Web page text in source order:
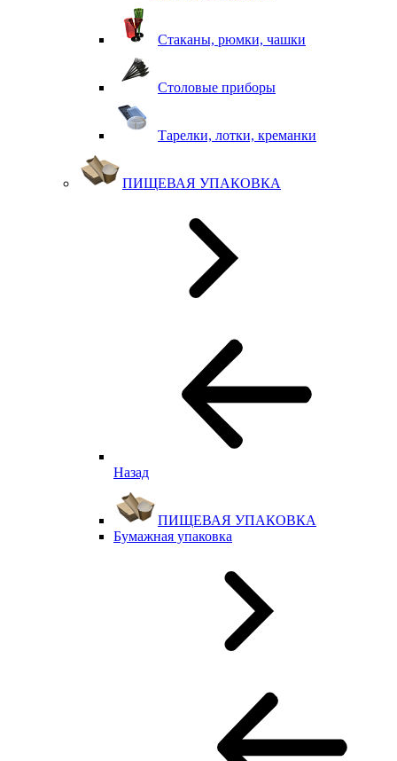
Стаканы, рюмки, чашки
Столовые приборы
Тарелки, лотки, креманки
ПИЩЕВАЯ УПАКОВКА
Назад
ПИЩЕВАЯ УПАКОВКА
Бумажная упаковка